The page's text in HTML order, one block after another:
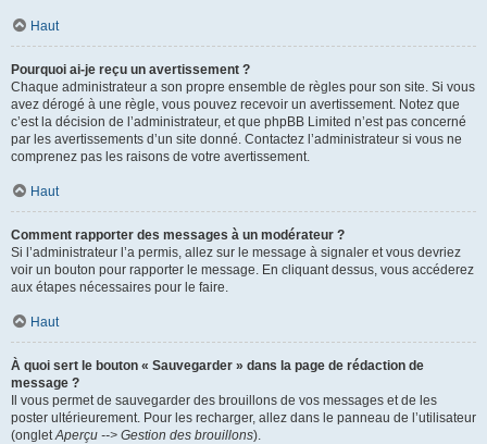
Haut
Pourquoi ai-je reçu un avertissement ?
Chaque administrateur a son propre ensemble de règles pour son site. Si vous
avez dérogé à une règle, vous pouvez recevoir un avertissement. Notez que
c’est la décision de l’administrateur, et que phpBB Limited n’est pas concerné
par les avertissements d’un site donné. Contactez l’administrateur si vous ne
comprenez pas les raisons de votre avertissement.
Haut
Comment rapporter des messages à un modérateur ?
Si l’administrateur l’a permis, allez sur le message à signaler et vous devriez
voir un bouton pour rapporter le message. En cliquant dessus, vous accéderez
aux étapes nécessaires pour le faire.
Haut
À quoi sert le bouton « Sauvegarder » dans la page de rédaction de
message ?
Il vous permet de sauvegarder des brouillons de vos messages et de les
poster ultérieurement. Pour les recharger, allez dans le panneau de l’utilisateur
(ongletAperçu --> Gestion des brouillons).